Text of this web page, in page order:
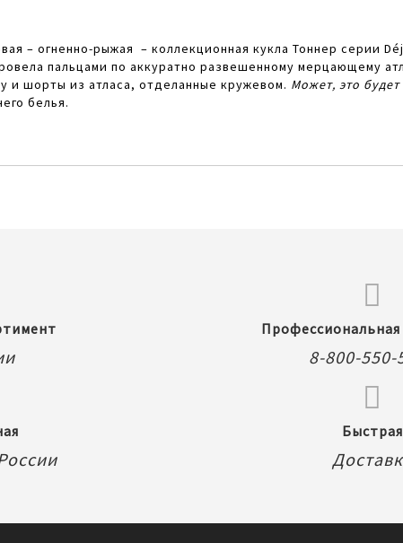
– огненно-рыжая – коллекционная кукла Тоннер серии
пальцами по аккуратно развешенному мерцающему
и шорты из атласа, отделанные кружевом. Может, это
белья.
8-800-550-
Быстрая